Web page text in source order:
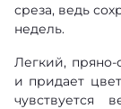
среза, ведь
недель.
Легкий,
и придает
чувствуется